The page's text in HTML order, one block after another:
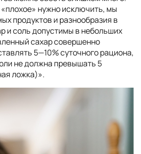
нужно исключить, мы
продуктов и разнообразия в
и соль допустимы в небольших
сахар совершенно
5—10% суточного рациона,
не должна превышать 5
ложка)».